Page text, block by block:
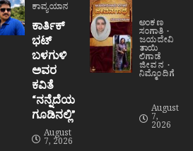
ಕಾವ್ಯಯಾನ
ಕಾರ್ತಿಕ್
ಭಟ್
ಬಳಗುಳಿ
ಅವರ
ಕವಿತೆ
“ನನ್ನೆದೆಯ
ಗೂಡಿನಲ್ಲಿ”
August
7, 2026
ಅಂಕಣ
ಸಂಗಾತಿ
ಜಯದೇವಿ
ತಾಯಿ
ಲಿಗಾಡೆ
ಜೀವನ
ನಿಮ್ಮೊಂದಿಗೆ
August
7,
2026